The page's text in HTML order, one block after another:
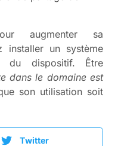
augmenter sa
installer un système
du dispositif. Être
dans le domaine est
son utilisation soit
Twitter